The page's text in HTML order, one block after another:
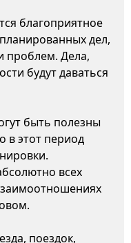
благоприятное
дел,
проблем. Дела,
будут даваться
быть полезны
в этот период
всех
поездок,